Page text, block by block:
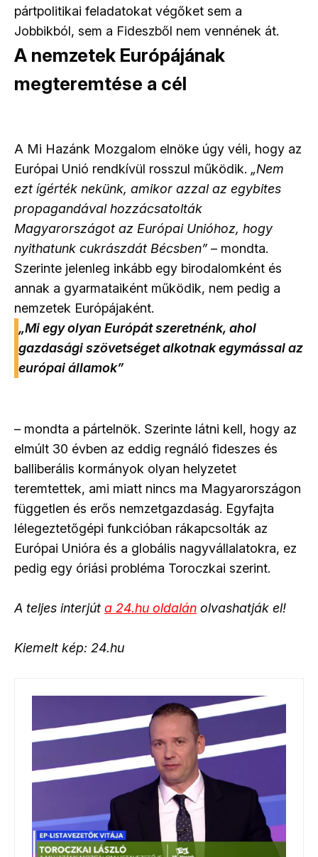
pártpolitikai feladatokat végőket sem a
Jobbikból, sem a Fideszből nem vennének át.
A nemzetek Európájának
megteremtése a cél
A Mi Hazánk Mozgalom elnöke úgy véli, hogy az
Európai Unió rendkívül rosszul működik. „Nem
ezt ígérték nekünk, amikor azzal az egybites
propagandával hozzácsatolták
Magyarországot az Európai Unióhoz, hogy
nyithatunk cukrászdát Bécsben” – mondta.
Szerinte jelenleg inkább egy birodalomként és
annak a gyarmataiként működik, nem pedig a
nemzetek Európájaként.
„Mi egy olyan Európát szeretnénk, ahol
gazdasági szövetséget alkotnak egymással az
európai államok”
– mondta a pártelnök. Szerinte látni kell, hogy az
elmúlt 30 évben az eddig regnáló fideszes és
balliberális kormányok olyan helyzetet
teremtettek, ami miatt nincs ma Magyarországon
független és erős nemzetgazdaság. Egyfajta
lélegeztetőgépi funkcióban rákapcsolták az
Európai Unióra és a globális nagyvállalatokra, ez
pedig egy óriási probléma Toroczkai szerint.
A teljes interjút a 24.hu oldalán olvashatják el!
Kiemelt kép: 24.hu